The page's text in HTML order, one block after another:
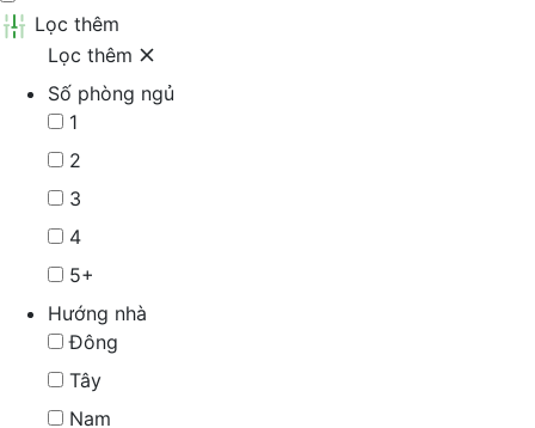
Lọc thêm
Lọc thêm
Số phòng ngủ
1
2
3
4
5+
Hướng nhà
Đông
Tây
Nam